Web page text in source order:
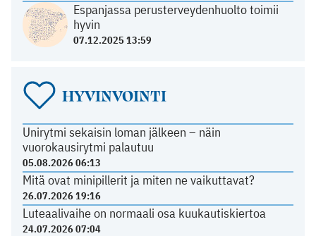
Espanjassa perusterveydenhuolto toimii
hyvin
07.12.2025 13:59
HYVINVOINTI
Unirytmi sekaisin loman jälkeen – näin
vuorokausirytmi palautuu
05.08.2026 06:13
Mitä ovat minipillerit ja miten ne vaikuttavat?
26.07.2026 19:16
Luteaalivaihe on normaali osa kuukautiskiertoa
24.07.2026 07:04